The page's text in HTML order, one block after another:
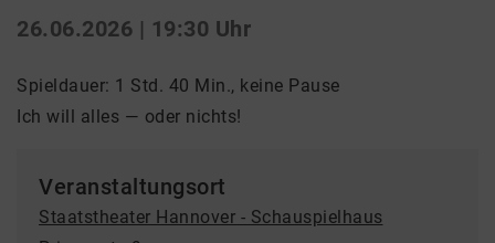
26.06.2026 | 19:30 Uhr
Spieldauer: 1 Std. 40 Min., keine Pause
Ich will alles — oder nichts!
Veranstaltungsort
Staatstheater Hannover - Schauspielhaus